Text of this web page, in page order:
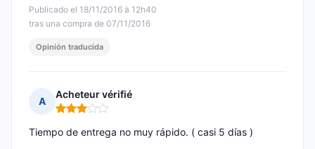
Publicado el 18/11/2016 à 12h40
tras una compra de 07/11/2016
Opinión traducida
A
Acheteur vérifié
Nota: 3 de 5
Tiempo de entrega no muy rápido. ( casi 5 días )